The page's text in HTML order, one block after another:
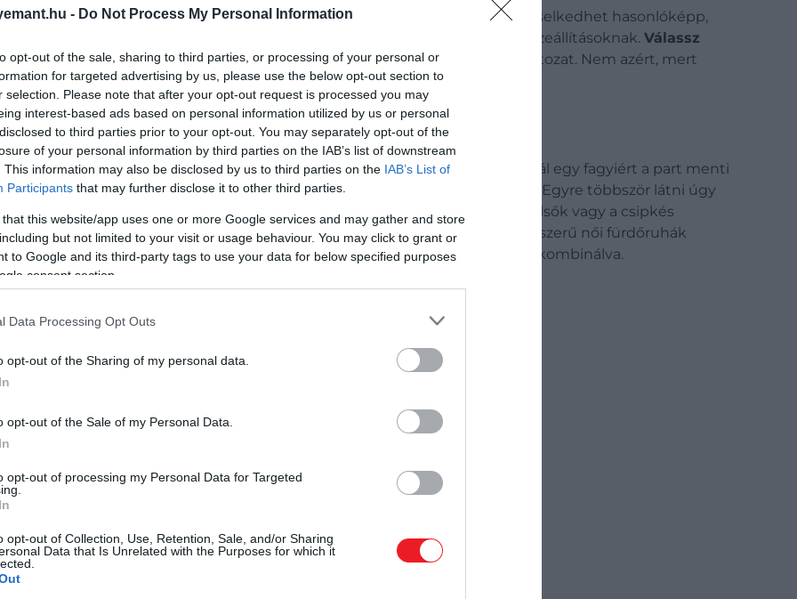
- Do Not Process My Personal Information
opt-out of the sale, sharing to third parties, or processing of your personal or
for targeted advertising by us, please use the below opt-out section to
selection. Please note that after your opt-out request is processed you may
interest-based ads based on personal information utilized by us or personal
to third parties prior to your opt-out. You may separately opt-out of the
of your personal information by third parties on the IAB’s list of downstream
This information may also be disclosed by us to third parties on the IAB’s List of
Participants that may further disclose it to other third parties.
that this website/app uses one or more Google services and may gather and store
but not limited to your visit or usage behaviour. You may click to grant or
to Google and its third-party tags to use your data for below specified purposes
consent section.
Data Processing Opt Outs
opt-out of the Sharing of my personal data.
opt-out of the Sale of my Personal Data.
opt-out of processing my Personal Data for Targeted
opt-out of Collection, Use, Retention, Sale, and/or Sharing
Data that Is Unrelated with the Purposes for which it
reneszánszukat élik, sőt a stranddivat szerint egy jól szabott példány viselkedhet hasonlóképp,
vagy hosszabb szoknyával párosítva teljes értékű része lehet a vízparti összeállításoknak. Válassz
darab jellemzően több lehetőséget tartogat, mint egy látványos mintás változat. Nem azért, mert
furfangos részletekkel.
számított. Ott volt a táskádban és csak magadra kötötted, ha elsétáltál egy fagyiért a part menti
a barátaiddal. Mostanra azonban egészen más megjelenést kapott. Egyre többször látni úgy
nyári ruhadarabnak tűnik.
Hasonló utat jártak be a lenge ingek, a hálós felsők vagy a csipkés
illenek a nyaralós hangulathoz, miközben egy kis pluszt adnak az egyszerű női fürdőruhák
egyrészes a kedvenc fekete naciddal és egy hatalmas vászontáskával kombinálva.